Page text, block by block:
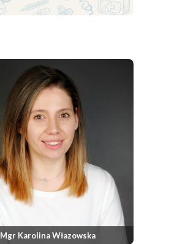
Mgr Karolina Włazowska